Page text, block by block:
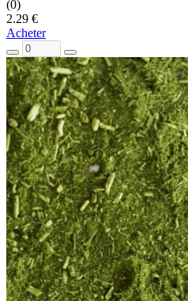
(0)
2.29 €
Acheter